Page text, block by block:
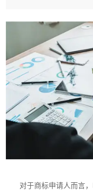
对于商标申请人而言，